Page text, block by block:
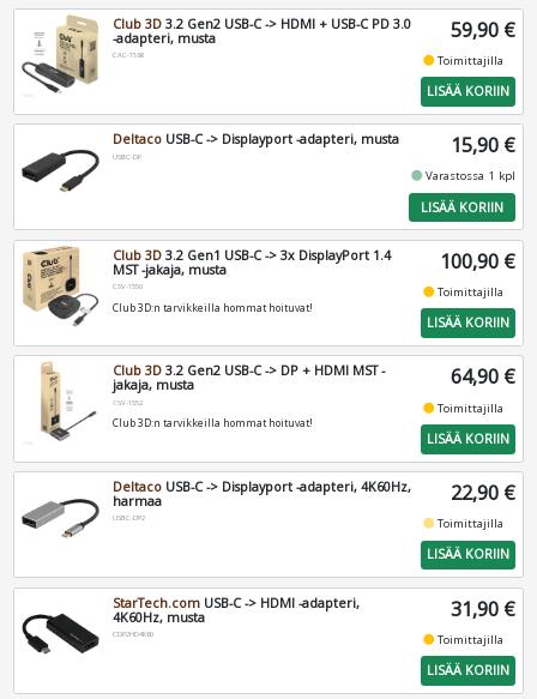
Club 3D 3.2 Gen2 USB-C -> HDMI + USB-C PD 3.0
-adapteri, musta
CAC-1588
59,90 €
fiber_manual_recordToimittajilla
LISÄÄ KORIIN
Deltaco USB-C -> Displayport -adapteri, musta
USBC-DP 15,90 €
fiber_manual_recordVarastossa 1 kpl
LISÄÄ KORIIN
Club 3D 3.2 Gen1 USB-C -> 3x DisplayPort 1.4
MST -jakaja, musta
CSV-1550
Club 3D:n tarvikkeilla hommat hoituvat!
100,90 €
fiber_manual_recordToimittajilla
LISÄÄ KORIIN
Club 3D 3.2 Gen2 USB-C -> DP + HDMI MST -
jakaja, musta
CSV-1552
Club 3D:n tarvikkeilla hommat hoituvat!
64,90 €
fiber_manual_recordToimittajilla
LISÄÄ KORIIN
Deltaco USB-C -> Displayport -adapteri, 4K60Hz,
harmaa
USBC-DP2
22,90 €
fiber_manual_recordToimittajilla
LISÄÄ KORIIN
StarTech.com USB-C -> HDMI -adapteri,
4K60Hz, musta
CDP2HD4K60
31,90 €
fiber_manual_recordToimittajilla
LISÄÄ KORIIN